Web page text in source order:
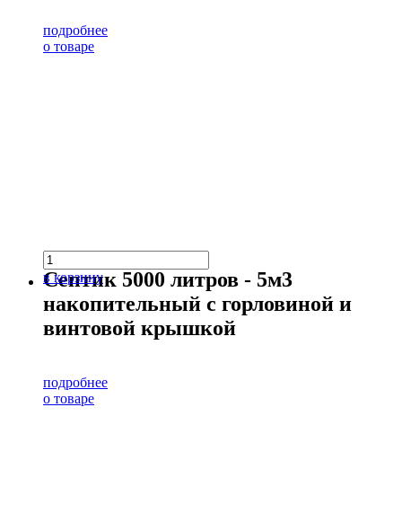
подробнее
о товаре
в корзину
Септик 5000 литров - 5м3
накопительный с горловиной и
винтовой крышкой
подробнее
о товаре